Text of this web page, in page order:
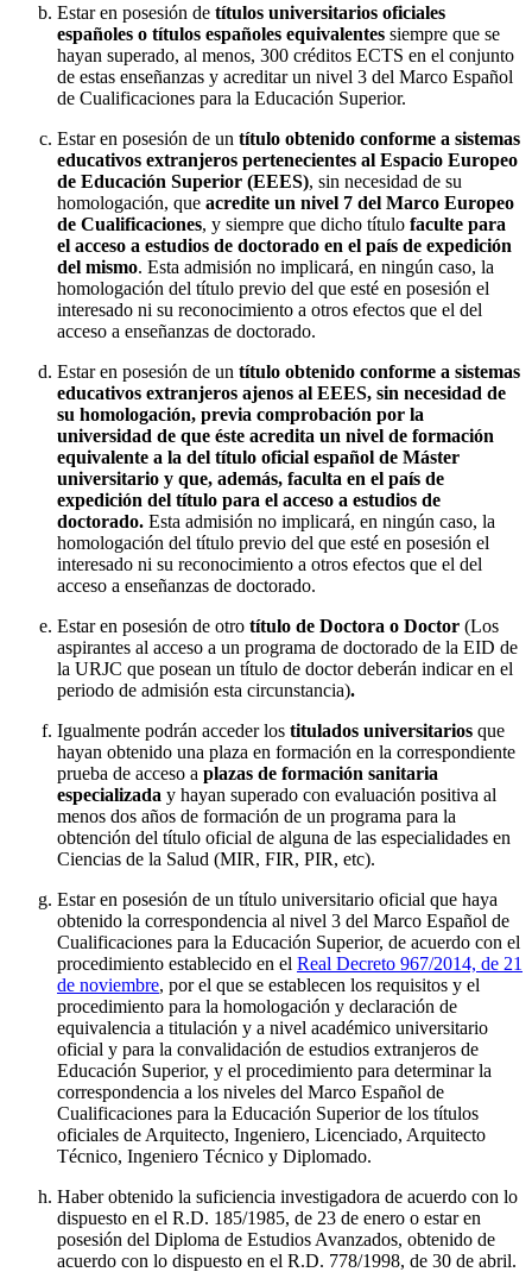
Estar en posesión de títulos universitarios oficiales
españoles o títulos españoles equivalentes siempre que se
hayan superado, al menos, 300 créditos ECTS en el conjunto
de estas enseñanzas y acreditar un nivel 3 del Marco Español
de Cualificaciones para la Educación Superior.
Estar en posesión de un título obtenido conforme a sistemas
educativos extranjeros pertenecientes al Espacio Europeo
de Educación Superior (EEES), sin necesidad de su
homologación, que acredite un nivel 7 del Marco Europeo
de Cualificaciones, y siempre que dicho título faculte para
el acceso a estudios de doctorado en el país de expedición
del mismo. Esta admisión no implicará, en ningún caso, la
homologación del título previo del que esté en posesión el
interesado ni su reconocimiento a otros efectos que el del
acceso a enseñanzas de doctorado.
Estar en posesión de un título obtenido conforme a sistemas
educativos extranjeros ajenos al EEES, sin necesidad de
su homologación, previa comprobación por la
universidad de que éste acredita un nivel de formación
equivalente a la del título oficial español de Máster
universitario y que, además, faculta en el país de
expedición del título para el acceso a estudios de
doctorado. Esta admisión no implicará, en ningún caso, la
homologación del título previo del que esté en posesión el
interesado ni su reconocimiento a otros efectos que el del
acceso a enseñanzas de doctorado.
Estar en posesión de otro título de Doctora o Doctor (Los
aspirantes al acceso a un programa de doctorado de la EID de
la URJC que posean un título de doctor deberán indicar en el
periodo de admisión esta circunstancia).
Igualmente podrán acceder los titulados universitarios que
hayan obtenido una plaza en formación en la correspondiente
prueba de acceso a plazas de formación sanitaria
especializada y hayan superado con evaluación positiva al
menos dos años de formación de un programa para la
obtención del título oficial de alguna de las especialidades en
Ciencias de la Salud (MIR, FIR, PIR, etc).
Estar en posesión de un título universitario oficial que haya
obtenido la correspondencia al nivel 3 del Marco Español de
Cualificaciones para la Educación Superior, de acuerdo con el
procedimiento establecido en el Real Decreto 967/2014, de 21
de noviembre, por el que se establecen los requisitos y el
procedimiento para la homologación y declaración de
equivalencia a titulación y a nivel académico universitario
oficial y para la convalidación de estudios extranjeros de
Educación Superior, y el procedimiento para determinar la
correspondencia a los niveles del Marco Español de
Cualificaciones para la Educación Superior de los títulos
oficiales de Arquitecto, Ingeniero, Licenciado, Arquitecto
Técnico, Ingeniero Técnico y Diplomado.
Haber obtenido la suficiencia investigadora de acuerdo con lo
dispuesto en el R.D. 185/1985, de 23 de enero o estar en
posesión del Diploma de Estudios Avanzados, obtenido de
acuerdo con lo dispuesto en el R.D. 778/1998, de 30 de abril.